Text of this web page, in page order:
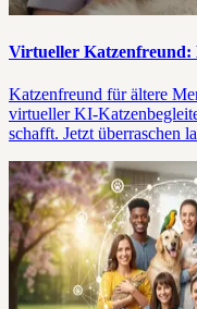
Virtueller Katzenfreund:
Katzenfreund für ältere
virtueller KI-
schafft. Jetzt überraschen